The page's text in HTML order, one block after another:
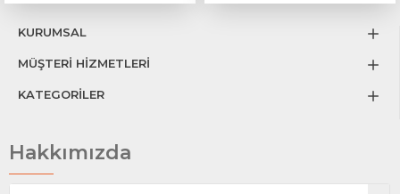
KURUMSAL
MÜŞTERİ HİZMETLERİ
KATEGORİLER
Hakkımızda